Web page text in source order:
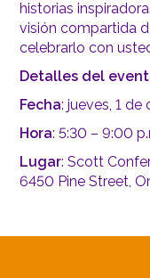
historias
visión compartida
celebrarlo con
Detalles del
Fecha: jueves, 1
Hora: 5:30 – 9:00
Lugar: Scott
6450 Pine Street,